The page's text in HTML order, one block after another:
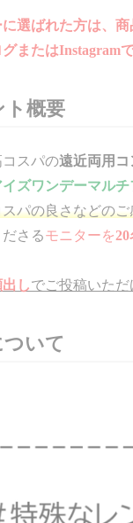
選ばれた方は、商
またはInstagram
ト概要
コスパの遠近両用
イズワンデーマルチ
パの良さなどのご
さるモニターを
しでご投稿いただ
いて